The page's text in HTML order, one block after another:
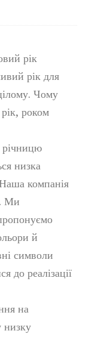
рік
рік для
Чому
роком
річницю
низка
компанія
Ми
й
символи
до реалізації
на
низку